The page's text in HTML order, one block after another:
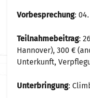
Vorbesprechung:
Teilnahmebeitrag:
Hannover), 300 €
Unterkunft,
Unterbringung: